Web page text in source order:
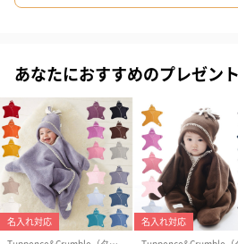
おくるみの主な使い方
新生児の赤ちゃんから幼少期まで便利
あなたにおすすめのプレゼント